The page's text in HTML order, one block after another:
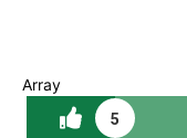
Array
5